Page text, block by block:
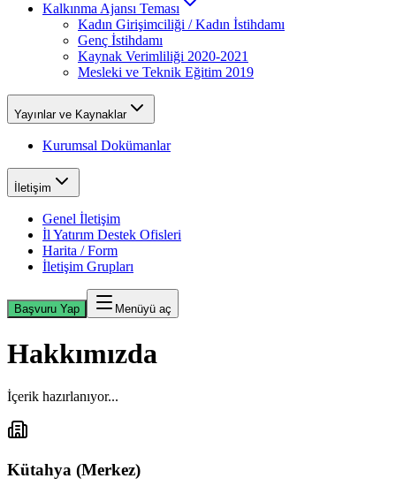
Kalkınma Ajansı Teması
Kadın Girişimciliği / Kadın İstihdamı
Genç İstihdamı
Kaynak Verimliliği 2020-2021
Mesleki ve Teknik Eğitim 2019
Yayınlar ve Kaynaklar
Kurumsal Dokümanlar
İletişim
Genel İletişim
İl Yatırım Destek Ofisleri
Harita / Form
İletişim Grupları
Başvuru Yap Menüyü aç
Hakkımızda
İçerik hazırlanıyor...
Kütahya (Merkez)